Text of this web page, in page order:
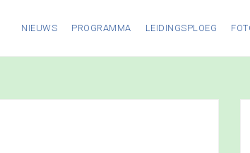
NIEUWS PROGRAMMA LEIDINGSPLOEG